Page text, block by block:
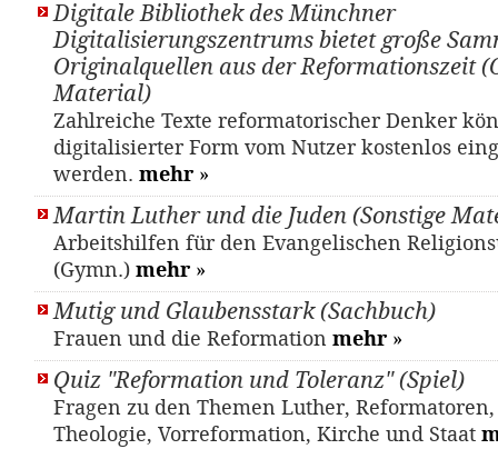
Digitale Bibliothek des Münchner
Digitalisierungszentrums bietet große
Originalquellen aus der Reformationszeit
Material)
Zahlreiche Texte reformatorischer Denker
digitalisierter Form vom Nutzer kostenlos
werden. mehr »
Martin Luther und die Juden (Sonstige
Arbeitshilfen für den Evangelischen
(Gymn.) mehr »
Mutig und Glaubensstark (Sachbuch)
Frauen und die Reformation mehr »
Quiz "Reformation und Toleranz" (Spiel)
Fragen zu den Themen Luther,
Theologie, Vorreformation, Kirche und Staat